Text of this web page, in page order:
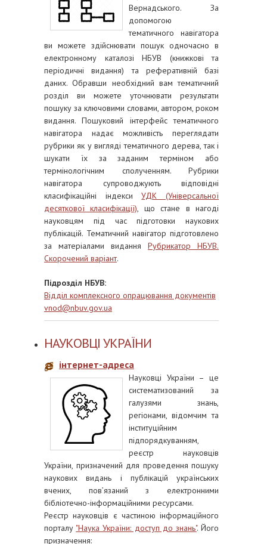
Вернадського. За
допомогою
тематичного навігатора
ви можете здійснювати пошук одночасно в
електронному каталозі НБУВ (книжкові та
періодичні видання) та реферативній базі
даних. Обравши необхідний вам тематичний
розділ ви можете уточнювати результати
пошуку за ключовими словами, автором, роком
видання. Пошуковий інтерфейс тематичного
навігатора надає можливість переглядати
рубрики як у вигляді тематичного дерева, так і
шукати їх за заданим терміном або
термінологічним сполученням. Рубрики
навігатора супроводжують відповідні
класифікаційні індексиУДК (Універсальної
десяткової класифікації), що стане в нагоді
науковцям під час підготовки наукових
публікацій. Тематичний навігатор підготовлено
за матеріалами видання Рубрикатор НБУВ.
Скорочений варіант.
Підрозділ НБУВ:
Відділ комплексного опрацювання документів
vnod@nbuv.gov.ua
НАУКОВЦІ УКРАЇНИ
інтернет-адреса
Науковці України – це
систематизований за
галузями знань,
регіонами, відомчим та
інституційним
підпорядкуванням,
реєстр науковців
України, призначений для проведення пошуку
наукових видань і публікацій українських
вчених, пов’язаний з електронними
бібліотечно-інформаційними ресурсами.
Реєстр науковців є частиною інформаційного
порталу "Наука України: доступ до знань". Його
призначення: